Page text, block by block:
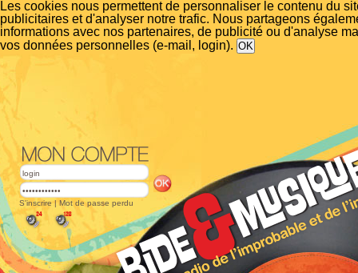
Les cookies nous permettent de personnaliser le contenu du
publicitaires et d'analyser notre trafic. Nous partageons
informations avec nos partenaires, de publicité ou d'analyse
vos données personnelles (e-mail, login).
S'inscrire | Mot de passe perdu